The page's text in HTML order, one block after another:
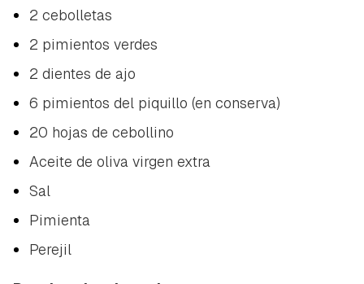
2 cebolletas
2 pimientos verdes
2 dientes de ajo
6 pimientos del piquillo (en conserva)
20 hojas de cebollino
Aceite de oliva virgen extra
Sal
Pimienta
Perejil